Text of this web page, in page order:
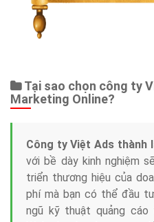
Tại sao chọn công ty
Marketing Online?
Công ty Việt Ads thành
với bề dày kinh nghiệm
triển thương hiệu của
phí mà bạn có thể đầu
ngũ kỹ thuật quảng cáo